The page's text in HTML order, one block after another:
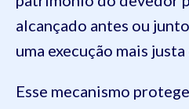
alcançado antes ou
uma execução mais
Esse mecanismo